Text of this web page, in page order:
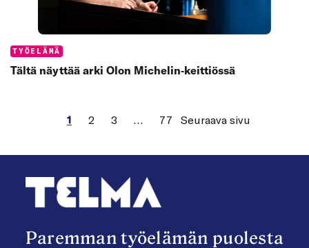
Categories:
TYÖELÄMÄ
Tältä näyttää arki Olon Michelin‑keittiössä
1 2 3 … 77 Seuraava sivu
Paremman työelämän puolesta